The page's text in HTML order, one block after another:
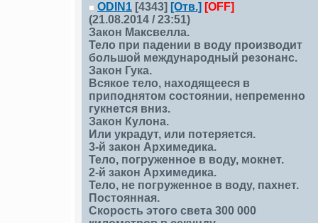
ODIN1 [4343] [Отв.] [OFF]
(21.08.2014 / 23:51)
Закон Максвелла.
Тело при падении в воду производит
большой международный резонанс.
Закон Гука.
Всякое тело, находящееся в
приподнятом состоянии, непременно
гукнется вниз.
Закон Кулона.
Или украдут, или потеряется.
3-й закон Архимедика.
Тело, погруженное в воду, мокнет.
2-й закон Архимедика.
Тело, не погруженное в воду, пахнет.
Постоянная.
Скорость этого света 300 000